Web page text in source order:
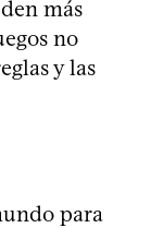
más
no
y las
para